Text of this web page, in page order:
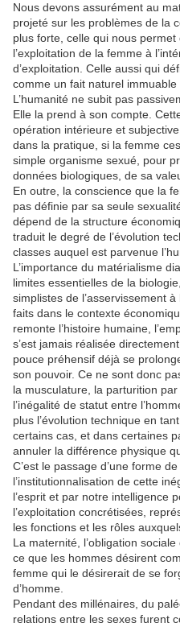
Nous devons assurément au
projeté sur les problèmes de la
plus forte, celle qui nous
l’exploitation de la femme à
d’exploitation. Celle aussi qui
comme un fait naturel
L’humanité ne subit pas
Elle la prend à son compte.
opération intérieure et
dans la pratique, si la femme
simple organisme sexué, pour
données biologiques, de sa
En outre, la conscience que la
pas définie par sa seule
dépend de la structure
traduit le degré de l’évolution
classes auquel est parvenue
L’importance du matérialisme
limites essentielles de la
simplistes de l’asservissement
faits dans le contexte
remonte l’histoire humaine,
s’est jamais réalisée
pouce préhensif déjà se
son pouvoir. Ce ne sont donc
la musculature, la parturition
l’inégalité de statut entre
plus l’évolution technique en
certains cas, et dans certaines
annuler la différence physique
C’est le passage d’une forme
l’institutionnalisation de cette
l’esprit et par notre intelligence
l’exploitation concrétisées,
les fonctions et les rôles
La maternité, l’obligation
ce que les hommes désirent
femme qui le désirerait de se
d’homme.
Pendant des millénaires, du
relations entre les sexes furent